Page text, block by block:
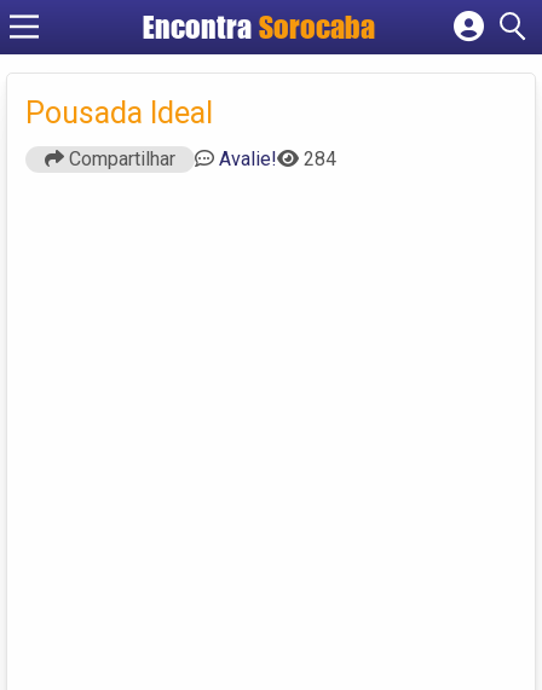
EncontraSorocaba
Cadastrar empresa
Pousada Ideal
Compartilhar Avalie! 284